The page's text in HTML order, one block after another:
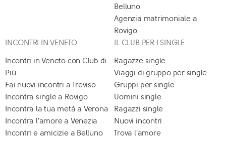
Belluno
Agenzia matrimoniale a
Rovigo
INCONTRI IN VENETO
Incontri in Veneto con Club di
Più
Fai nuovi incontri a Treviso
Incontra single a Rovigo
Incontra la tua metà a Verona
Incontra l'amore a Venezia
Incontri e amicizie a Belluno
IL CLUB PER I SINGLE
Ragazze single
Viaggi di gruppo per single
Gruppi per single
Uomini single
Ragazzi single
Nuovi incontri
Trova l'amore